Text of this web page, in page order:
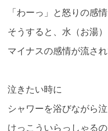
「わーっ」と怒りの感
そうすると、水（お湯
マイナスの感情が流され
泣きたい時に
シャワーを浴びながら
けっこういらっしゃる